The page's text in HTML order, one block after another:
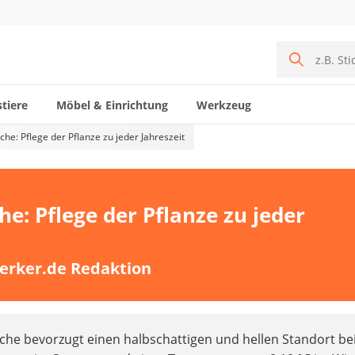
Möbel & Einrichtung Werkzeug
Pflege der Pflanze zu jeder Jahreszeit
Pflege der Pflanze zu jeder
Redaktion
bevorzugt einen halbschattigen und hellen Standort